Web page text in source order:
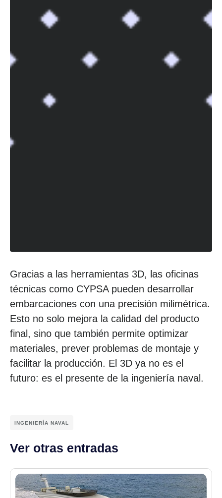
Gracias a las herramientas 3D, las oficinas
técnicas como CYPSA pueden desarrollar
embarcaciones con una precisión milimétrica.
Esto no solo mejora la calidad del producto
final, sino que también permite optimizar
materiales, prever problemas de montaje y
facilitar la producción. El 3D ya no es el
futuro: es el presente de la ingeniería naval.
INGENIERÍA NAVAL
Ver otras entradas